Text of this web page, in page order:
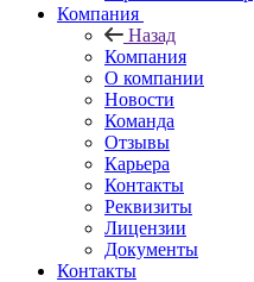
Компания
Назад
Компания
О компании
Новости
Команда
Отзывы
Карьера
Контакты
Реквизиты
Лицензии
Документы
Контакты